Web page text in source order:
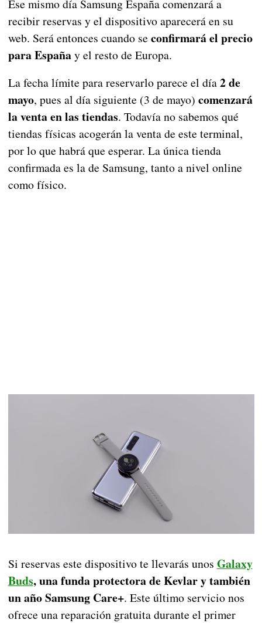
Ese mismo día Samsung España comenzará a
recibir reservas y el dispositivo aparecerá en su
web. Será entonces cuando se confirmará el precio
para Españay el resto de Europa.
La fecha límite para reservarlo parece el día2 de
mayo, pues al día siguiente (3 de mayo) comenzará
la venta en las tiendas. Todavía no sabemos qué
tiendas físicas acogerán la venta de este terminal,
por lo que habrá que esperar. La única tienda
confirmada es la de Samsung, tanto a nivel online
como físico.
Si reservas este dispositivo te llevarás unos Galaxy
Buds, una funda protectora de Kevlar y también
un año Samsung Care+. Este último servicio nos
ofrece una reparación gratuita durante el primer